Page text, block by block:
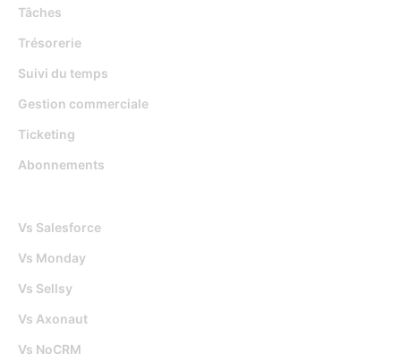
Tâches
Trésorerie
Suivi du temps
Gestion commerciale
Ticketing
Abonnements
Vs Salesforce
Vs Monday
Vs Sellsy
Vs Axonaut
Vs NoCRM